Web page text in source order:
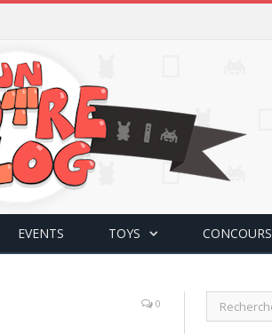
EVENTS TOYS CONCOURS
0